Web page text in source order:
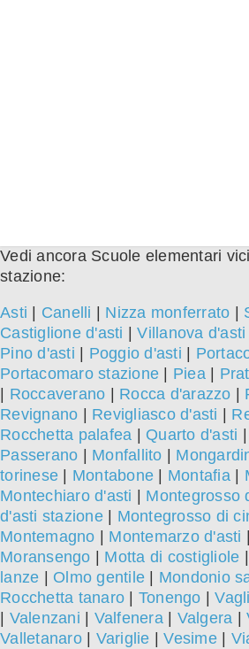
Vedi ancora Scuole elementari
stazione:
Asti Canelli Nizza monferrato
Castiglione d'asti |Villanova d'asti
Pino d'asti
Poggio d'asti
Portacomaro stazione
Piea|
Roccaverano Rocca d'arazzo
Revignano
Revigliasco d'asti
Rocchetta palafea
Quarto d'asti
Passerano
Monfallito
torinese
Montabone Montafia|
Montechiaro d'asti
Montegrosso
d'asti stazione| Montegrosso di
Montemagno
Montemarzo d'asti
Moransengo
Motta di costigliole
lanze
Olmo gentile Mondonio
Rocchetta tanaro
Tonengo |
Valenzani Valfenera| Valgera
Valletanaro| Variglie |Vesime|